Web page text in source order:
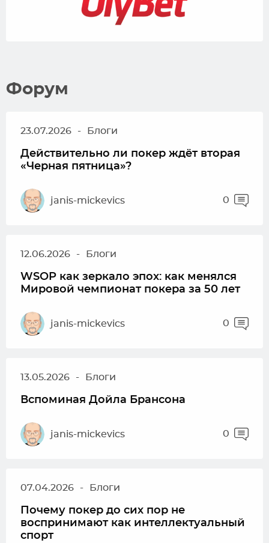
Форум
23.07.2026 - Блоги
Действительно ли покер ждёт вторая
«Черная пятница»?
janis-mickevics 0
12.06.2026 - Блоги
WSOP как зеркало эпох: как менялся
Мировой чемпионат покера за 50 лет
janis-mickevics 0
13.05.2026 - Блоги
Вспоминая Дойла Брансона
janis-mickevics 0
07.04.2026 - Блоги
Почему покер до сих пор не
воспринимают как интеллектуальный
спорт